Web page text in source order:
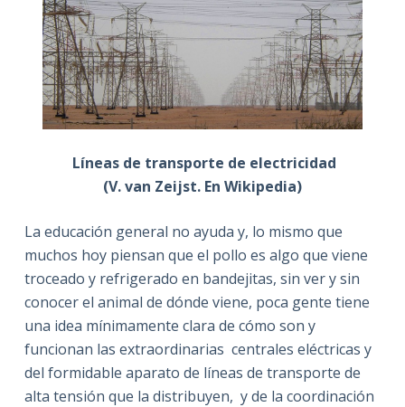
Líneas de transporte de electricidad
(V. van Zeijst. En Wikipedia)
La educación general no ayuda y, lo mismo que
muchos hoy piensan que el pollo es algo que viene
troceado y refrigerado en bandejitas, sin ver y sin
conocer el animal de dónde viene, poca gente tiene
una idea mínimamente clara de cómo son y
funcionan las extraordinarias centrales eléctricas y
del formidable aparato de líneas de transporte de
alta tensión que la distribuyen, y de la coordinación